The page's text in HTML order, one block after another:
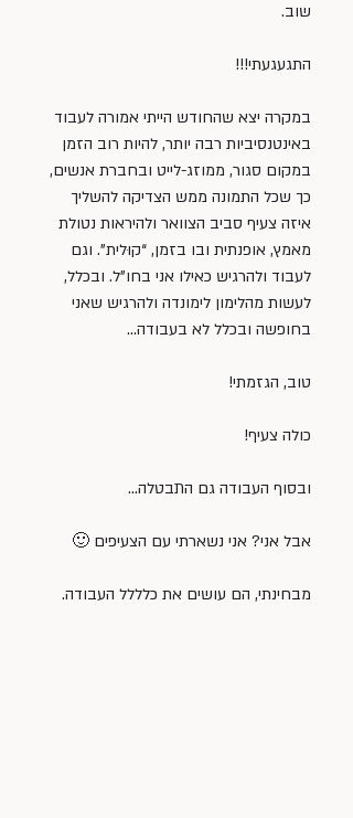
שוב.
התגעגעתי!!!
במקרה יצא שהחודש הייתי אמורה לעבוד
באינטנסיביות רבה יותר, להיות רוב הזמן
במקום סגור, ממוזג-לייט ובחברת אנשים,
כך שכל התמונה ממש הצדיקה להשליך
איזה צעיף סביב הצוואר ולהיראות נטולת
מאמץ, אופנתית ובו בזמן, “קוּלית”. וגם
לעבוד ולהרגיש כאילו אני בחו”ל. ובכלל,
לעשות מהלימון לימונדה ולהרגיש שאני
בחופשה ובכלל לא בעבודה…
טוב, הגזמתי!
כולה צעיף!
ובסוף העבודה גם התבטלה…
אבל אני? אני נשארתי עם הצעיפים 🙂
מבחינתי, הם עושים את כלללל העבודה.